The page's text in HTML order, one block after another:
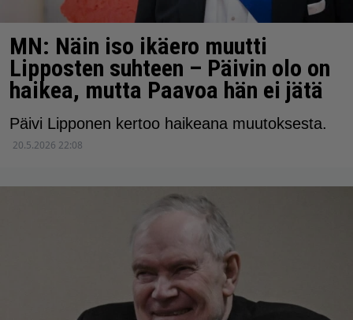
MN: Näin iso ikäero muutti
Lipposten suhteen – Päivin olo on
haikea, mutta Paavoa hän ei jätä
Päivi Lipponen kertoo haikeana muutoksesta.
20.5.2026 22:08